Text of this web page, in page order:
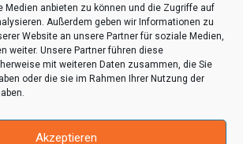
Medien anbieten zu können und die Zugriffe auf
Außerdem geben wir Informationen zu
Website an unsere Partner für soziale Medien,
weiter. Unsere Partner führen diese
mit weiteren Daten zusammen, die Sie
oder die sie im Rahmen Ihrer Nutzung der
Akzeptieren